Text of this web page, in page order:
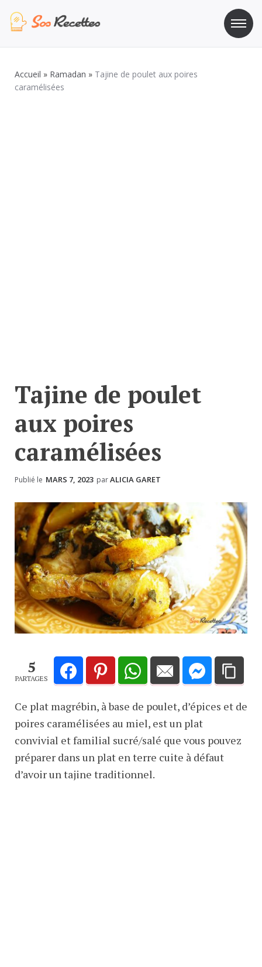
au
Accueil » Ramadan » Tajine de poulet aux poires
caramélisées
Tajine de poulet
aux poires
caramélisées
Publié le MARS 7, 2023 parALICIA GARET
5
PARTAGES
Ce plat magrébin, à base de poulet, d’épices et de
poires caramélisées au miel, est un plat
convivial et familial sucré/salé que vous pouvez
préparer dans un plat en terre cuite à défaut
d’avoir un tajine traditionnel.